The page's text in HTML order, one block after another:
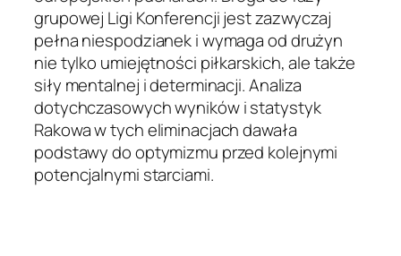
grupowej Ligi Konferencji jest zazwyczaj
pełna niespodzianek i wymaga od drużyn
nie tylko umiejętności piłkarskich, ale także
siły mentalnej i determinacji. Analiza
dotychczasowych wyników i statystyk
Rakowa w tych eliminacjach dawała
podstawy do optymizmu przed kolejnymi
potencjalnymi starciami.